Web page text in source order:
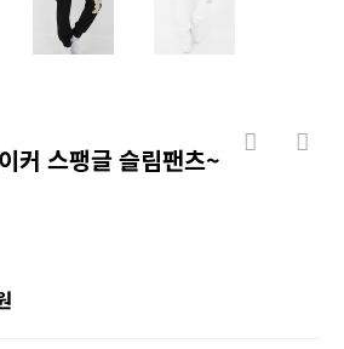
스팽글 슬림팬츠~